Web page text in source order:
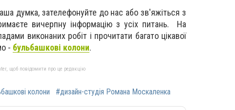
думка, зателефонуйте до нас або зв'яжіться з
вичерпну інформацію з усіх питань. На
виконаних робіт і прочитати багато цікавої
- бульбашкові колони.
щоб повідомити про це редакцію
колони #дизайн-студія Романа Москаленка